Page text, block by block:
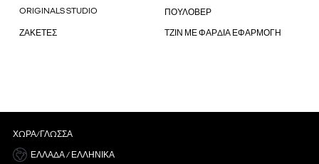
ORIGINALS STUDIO ΠΟΥΛΟΒΕΡ
ΖΑΚΕΤΕΣ ΤΖΙΝ ΜΕ ΦΑΡΔΙΑ ΕΦΑΡΜΟΓΗ
ΧΏΡΑ/ΓΛΏΣΣΑ
ΕΛΛΆΔΑ / ΕΛΛΗΝΙΚΆ